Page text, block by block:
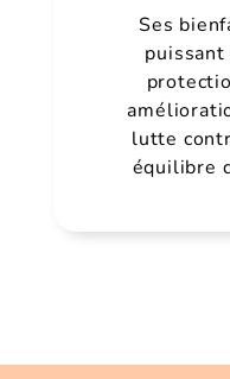
Ses
lutte
équilibre